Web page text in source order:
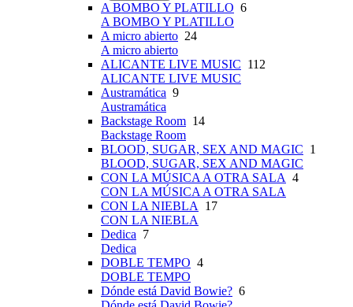
A BOMBO Y PLATILLO 6
A BOMBO Y PLATILLO
A micro abierto 24
A micro abierto
ALICANTE LIVE MUSIC 112
ALICANTE LIVE MUSIC
Austramática 9
Austramática
Backstage Room 14
Backstage Room
BLOOD, SUGAR, SEX AND MAGIC 1
BLOOD, SUGAR, SEX AND MAGIC
CON LA MÚSICA A OTRA SALA 4
CON LA MÚSICA A OTRA SALA
CON LA NIEBLA
17
CON LA NIEBLA
Dedica 7
Dedica
DOBLE TEMPO 4
DOBLE TEMPO
Dónde está David Bowie? 6